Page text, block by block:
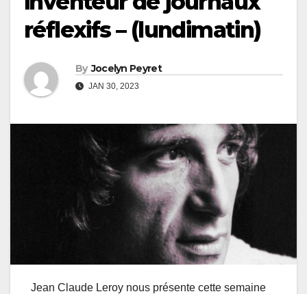
réflexifs – (lundimatin)
By Jocelyn Peyret
JAN 30, 2023
Jean Claude Leroy nous présente cette semaine